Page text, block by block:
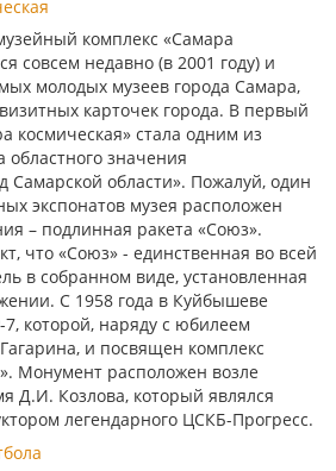
комплекс «Самара
совсем недавно (в 2001 году) и
молодых музеев города Самара,
карточек города. В первый
космическая» стала одним из
областного значения
Самарской области». Пожалуй, один
экспонатов музея расположен
– подлинная ракета «Союз».
что «Союз» - единственная во всей
в собранном виде, установленная
С 1958 года в Куйбышеве
7, которой, наряду с юбилеем
и посвящен комплекс
Монумент расположен возле
Д.И. Козлова, который являлся
легендарного ЦСКБ-Прогресс.